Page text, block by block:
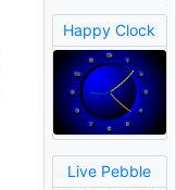
Happy Clock
Live Pebble